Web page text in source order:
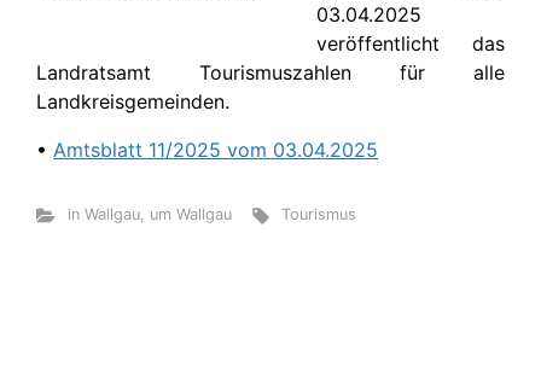
03.04.2025
veröffentlicht das
Landratsamt Tourismuszahlen für alle
Landkreisgemeinden.
• Amtsblatt 11/2025 vom 03.04.2025
in Wallgau, um Wallgau Tourismus